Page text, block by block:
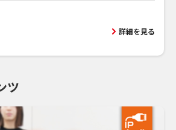
詳細を見る
ツ